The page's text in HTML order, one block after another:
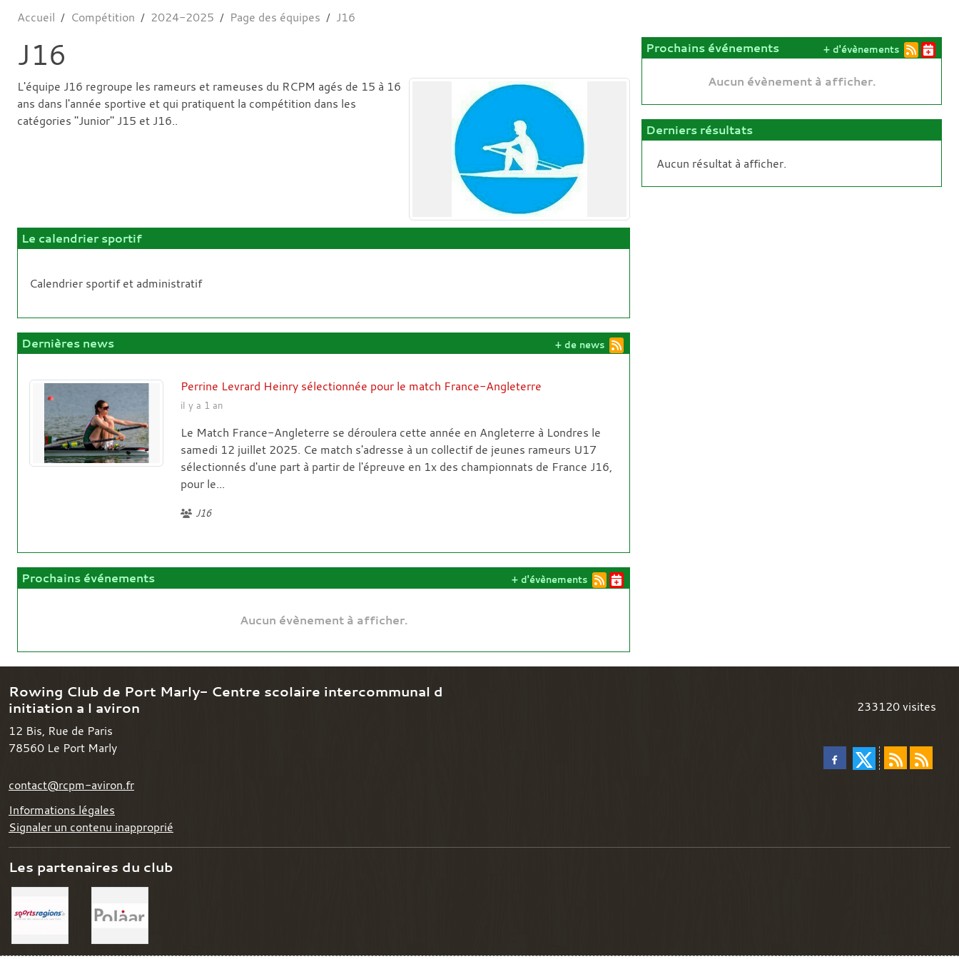
Accueil Compétition 2024-2025 Page des équipes J16
J16
L'équipe J16 regroupe les rameurs et rameuses du RCPM agés de 15 à 16
ans dans l'année sportive et qui pratiquent la compétition dans les
catégories "Junior" J15 et J16..
Le calendrier sportif
Calendrier sportif et administratif
Dernières news
Perrine Levrard Heinry sélectionnée pour le match France-Angleterre
il y a 1 an
Le Match France-Angleterre se déroulera cette année en Angleterre à Londres le
samedi 12 juillet 2025. Ce match s'adresse à un collectif de jeunes rameurs U17
sélectionnés d'une part à partir de l'épreuve en 1x des championnats de France J16,
pour le...
J16
+ de news
Prochains événements
Aucun évènement à afficher.
+ d'évènements
Prochains événements
Aucun évènement à afficher.
+ d'évènements
Derniers résultats
Aucun résultat à afficher.
Rowing Club de Port Marly- Centre scolaire intercommunal d
initiation a l aviron
12 Bis, Rue de Paris
78560 Le Port Marly
contact@rcpm-aviron.fr
Informations légales
Signaler un contenu inapproprié
233120visites
Les partenaires du club